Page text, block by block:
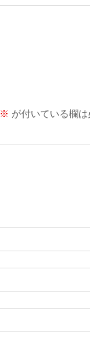
※ が付いている欄